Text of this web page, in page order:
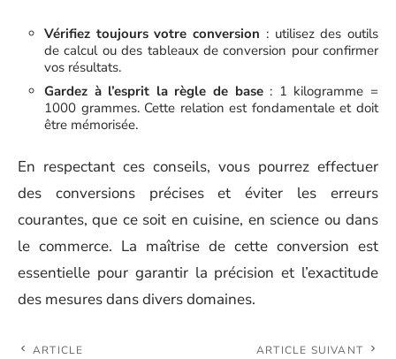
Vérifiez toujours votre conversion : utilisez des outils
de calcul ou des tableaux de conversion pour confirmer
vos résultats.
Gardez à l’esprit la règle de base: 1 kilogramme =
1000 grammes. Cette relation est fondamentale et doit
être mémorisée.
En respectant ces conseils, vous pourrez effectuer
des conversions précises et éviter les erreurs
courantes, que ce soit en cuisine, en science ou dans
le commerce. La maîtrise de cette conversion est
essentielle pour garantir la précision et l’exactitude
des mesures dans divers domaines.
ARTICLE
ARTICLE SUIVANT